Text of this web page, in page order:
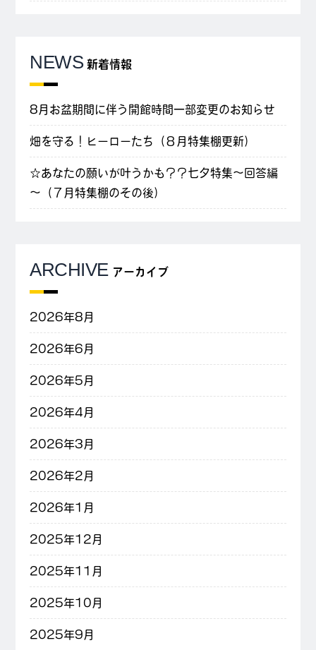
NEWS 新着情報
8月お盆期間に伴う開館時間一部変更のお知らせ
畑を守る！ヒーローたち（８月特集棚更新）
☆あなたの願いが叶うかも？？七夕特集～回答編
～（７月特集棚のその後）
ARCHIVE アーカイブ
2026年8月
2026年6月
2026年5月
2026年4月
2026年3月
2026年2月
2026年1月
2025年12月
2025年11月
2025年10月
2025年9月